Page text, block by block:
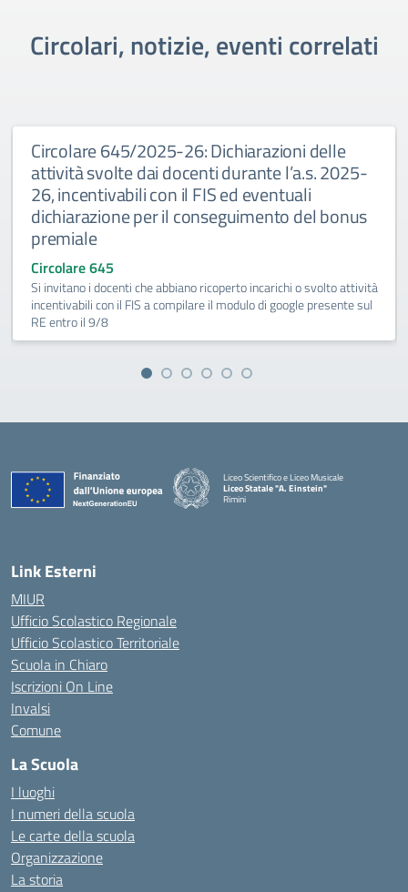
Circolari, notizie, eventi correlati
Circolare 645/2025-26: Dichiarazioni delle
attività svolte dai docenti durante l’a.s. 2025-
26, incentivabili con il FIS ed eventuali
dichiarazione per il conseguimento del bonus
premiale
Circolare 645
Si invitano i docenti che abbiano ricoperto incarichi o svolto attività
incentivabili con il FIS a compilare il modulo di google presente sul
RE entro il 9/8
Liceo Scientifico e Liceo Musicale
Liceo Statale "A. Einstein"
Rimini
Link Esterni
MIUR
Ufficio Scolastico Regionale
Ufficio Scolastico Territoriale
Scuola in Chiaro
Iscrizioni On Line
Invalsi
Comune
La Scuola
I luoghi
I numeri della scuola
Le carte della scuola
Organizzazione
La storia